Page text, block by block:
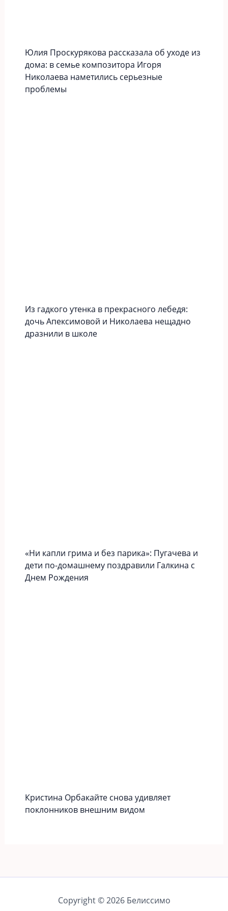
Юлия Проскурякова рассказала об уходе из
дома: в семье композитора Игоря
Николаева наметились серьезные
проблемы
Из гадкого утенка в прекрасного лебедя:
дочь Апексимовой и Николаева нещадно
дразнили в школе
«Ни капли грима и без парика»: Пугачева и
дети по-домашнему поздравили Галкина с
Днем Рождения
Кристина Орбакайте снова удивляет
поклонников внешним видом
Copyright © 2026 Белиссимо